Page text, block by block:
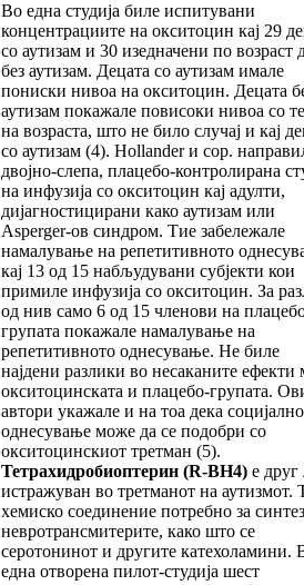
Во една студија биле испитувани
концентрациите на окситоцин кај 29
со аутизам и 30 изедначени по возраст
без аутизам. Децата со аутизам имале
пониски нивоа на окситоцин. Децата
аутизам покажале повисоки нивоа со
на возраста, што не било случај и кај
со аутизам (4). Hollander и сор.
двојно-слепа, плацебо-контролирана
на инфузија со окситоцин кај адулти,
дијагностицирани како аутизам или
Asperger-ов синдром. Тие забележале
намалување на репетитивното
кај 13 од 15 набљудувани субјекти кои
примиле инфузија со окситоцин. За
од нив само 6 од 15 членови на
групата покажале намалување на
репетитивното однесување. Не биле
најдени разлики во несаканите ефекти
окситоцинската и плацебо-групата.
автори укажале и на тоа дека
однесување може да се подобри со
окситоцинскиот третман (5).
Тетрахидробиоптерин (R-BH4) е друг
истражуван во третманот на аутизмот.
хемиско соединение потребно за
невротрансмитерите, како што се
серотонинот и другите катехоламини.
една отворена пилот-студија шест